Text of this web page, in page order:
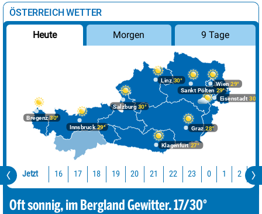
ÖSTERREICH WETTER
Heute Morgen 9 Tage
Bregenz30°
Graz28°
Innsbruck29°
Klagenfurt 27°
Linz30°
Salzburg30°
Wien 29°
Eisenstadt 30°
Sankt Pölten 29°
Jetzt 16 17 18 19 20 21 22 23 0 1 2 3
Oft sonnig, im Bergland Gewitter. 17/30°